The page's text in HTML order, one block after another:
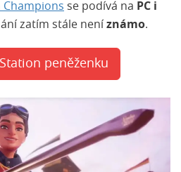
se podívá na PC i
zatím stále není známo.
peněženku